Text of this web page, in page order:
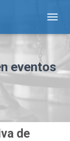
eventos
de